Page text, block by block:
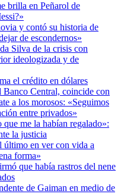
brilla en Peñarol de
y contó su historia de
de escondernos»
Silva de la crisis con
ideologizada y de
el crédito en dólares
Banco Central, coincide con
a los morosos: «Seguimos
entre privados»
me la habían regalado»:
la justicia
último en ver con vida a
forma»
que había rastros del nene
de Gaiman en medio de